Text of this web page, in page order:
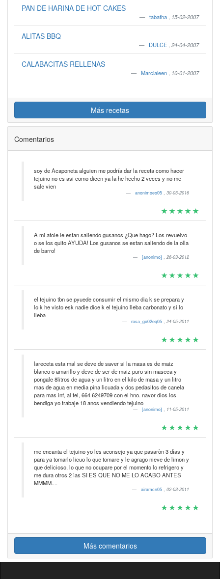
PAN DE HARINA DE HOT CAKES
tabatha 15-02-2007
ALITAS BBQ
DULCE 24-04-2007
CALABACITAS RELLENAS
Marcialeen 10-01-2007
Más recetas
Comentarios
soy de Acaponeta alguien me podría dar la receta como hacer
tejuino no es asi como dicen ya la he hecho 2 veces y no me
sale vien
anonimoeo05 , 30-05-2016
A mi atole le estan saliendo gusanos ¿Que hago? Los revuelvo
o se los quito AYUDA! Los gusanos se estan saliendo de la olla
de barro!
[anonimo] , 26-03-2012
el tejuino tbn se pyuede consumir el mismo dia k se prepara y
lo k he visto esk nadie dice k el tejuino lleba carbonato y si lo
lleba
rosa_go02eq05 , 24-05-2011
lareceta esta mal se deve de saver si la masa es de maiz
blanco o amarillo y deve de ser de maiz puro sin maseca y
pongale 8litros de agua y un litro en el kilo de masa y un litro
mas de agua en media pina licuada y dos pedasitos de canela
para mas inf, al tel, 664 6249709 con el hno. navor dios los
bendiga yo trabaje 18 anos vendiendo tejuino
[anonimo] , 11-05-2011
me encanta el tejuino yo les aconsejo ya que pasaròn 3 dìas y
para ya tomarlo licuo lo que tomare y le agrago nieve de limon y
que delicioso, lo que no ocupare por el momento lo refrigero y
me dura otros 2 ìas SI ES QUE NO ME LO ACABO ANTES
MMMM....
airamcn05 , 02-03-2011
Más comentarios